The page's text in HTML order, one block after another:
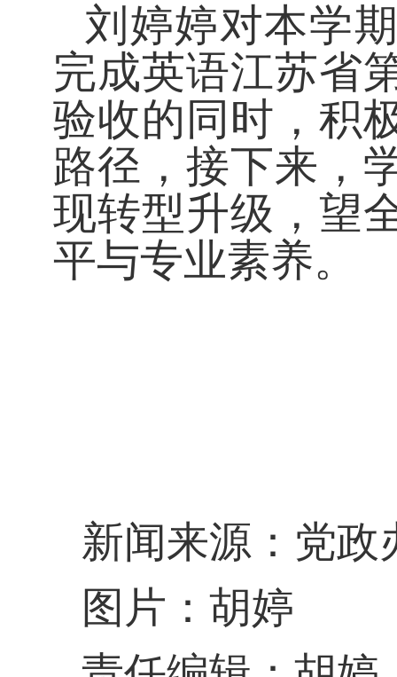
刘婷婷对本学
完成英语江苏省
验收的同时，积
路径，接下来，
现转型升级，望
平与专业素养。
新闻来源：党政
图片：胡婷